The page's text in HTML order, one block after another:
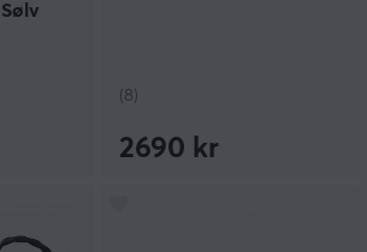
(8)
2690 kr